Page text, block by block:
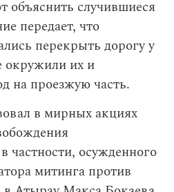
объяснить случившиеся
передает, что
перекрыть дорогу у
их и
на проезжую часть.
в мирных акциях
частности, осужденного
митинга против